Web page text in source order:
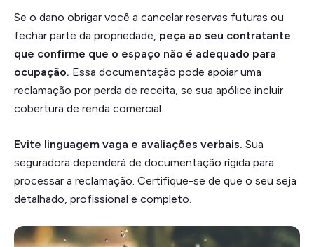
Se o dano obrigar você a cancelar reservas futuras ou
fechar parte da propriedade, peça ao seu contratante
que confirme que o espaço não é adequado para
ocupação. Essa documentação pode apoiar uma
reclamação por perda de receita, se sua apólice incluir
cobertura de renda comercial.
Evite linguagem vaga e avaliações verbais. Sua
seguradora dependerá de documentação rígida para
processar a reclamação. Certifique-se de que o seu seja
detalhado, profissional e completo.